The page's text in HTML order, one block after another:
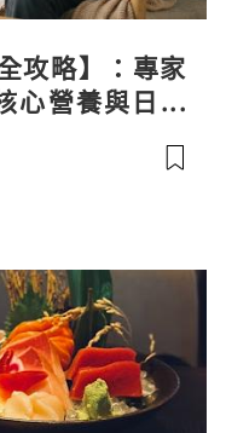
攻略】：專家
心營養與日常